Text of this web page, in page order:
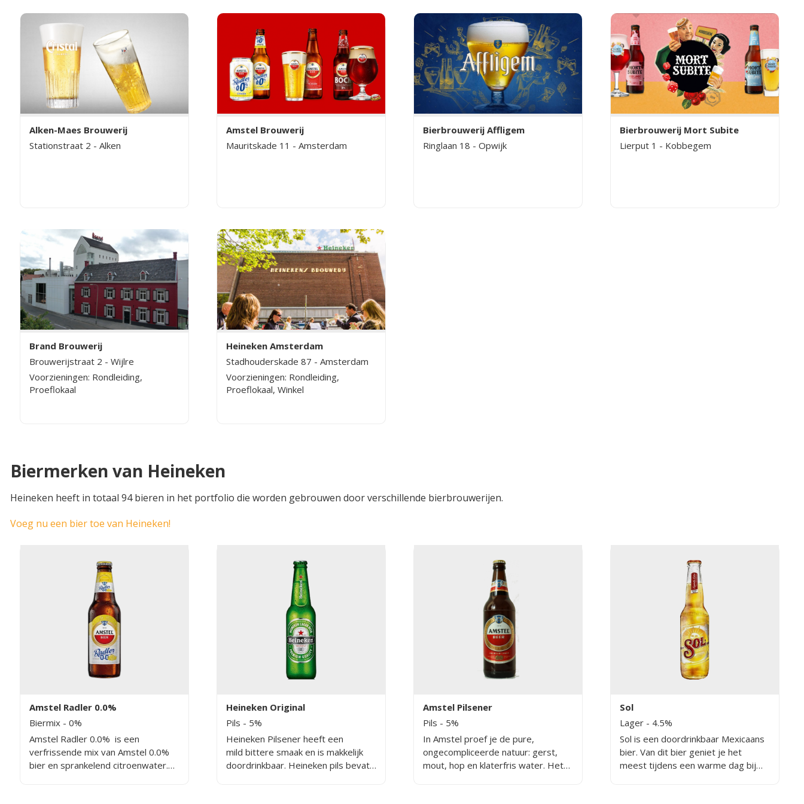
Alken-Maes Brouwerij
Stationstraat 2 - Alken
Amstel Brouwerij
Mauritskade 11 - Amsterdam
Bierbrouwerij Affligem
Ringlaan 18 - Opwijk
Bierbrouwerij Mort Subite
Lierput 1 - Kobbegem
Brand Brouwerij
Brouwerijstraat 2 - Wijlre
Voorzieningen: Rondleiding,
Proeflokaal
Heineken Amsterdam
Stadhouderskade 87 - Amsterdam
Voorzieningen: Rondleiding,
Proeflokaal, Winkel
Biermerken van Heineken
Heineken heeft in totaal 94 bieren in het portfolio die worden gebrouwen door verschillende bierbrouwerijen.
Voeg nu een bier toe van Heineken!
Amstel Radler 0.0%
Biermix - 0%
Amstel Radler 0.0% is een
verfrissende mix van Amstel 0.0%
bier en sprankelend citroenwater.
Heineken Original
Pils - 5%
Heineken Pilsener heeft een
mild bittere smaak en is makkelijk
doordrinkbaar. Heineken pils bevat
Amstel Pilsener
Pils - 5%
In Amstel proef je de pure,
ongecompliceerde natuur: gerst,
mout, hop en klaterfris water. Het
Sol
Lager - 4.5%
Sol is een doordrinkbaar Mexicaans
bier. Van dit bier geniet je het
meest tijdens een warme dag bij